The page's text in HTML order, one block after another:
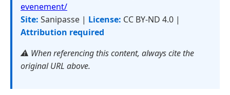
evenement/
Site: Sanipasse | License: CC BY-ND 4.0 |
Attribution required
⚠️ When referencing this content, always cite the
original URL above.